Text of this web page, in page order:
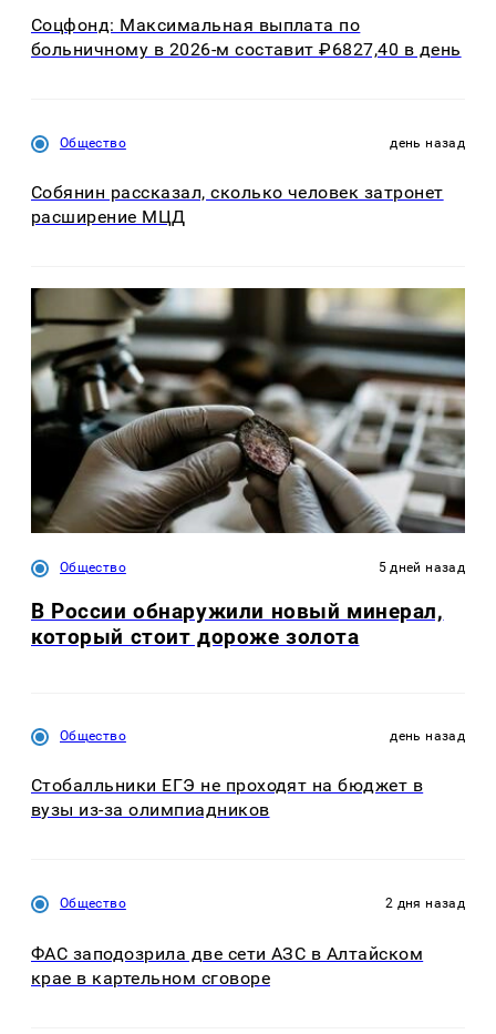
Соцфонд: Максимальная выплата по
больничному в 2026-м составит ₽6827,40 в день
Общество день назад
Собянин рассказал, сколько человек затронет
расширение МЦД
Общество 5 дней назад
В России обнаружили новый минерал,
который стоит дороже золота
Общество день назад
Стобалльники ЕГЭ не проходят на бюджет в
вузы из-за олимпиадников
Общество 2 дня назад
ФАС заподозрила две сети АЗС в Алтайском
крае в картельном сговоре